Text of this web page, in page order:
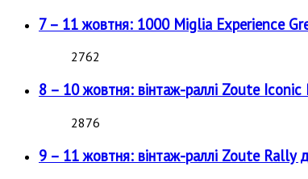
7 – 11 жовтня: 1000 Miglia Experience
2762
8 – 10 жовтня: вінтаж-раллі Zoute
2876
9 – 11 жовтня: вінтаж-раллі Zoute